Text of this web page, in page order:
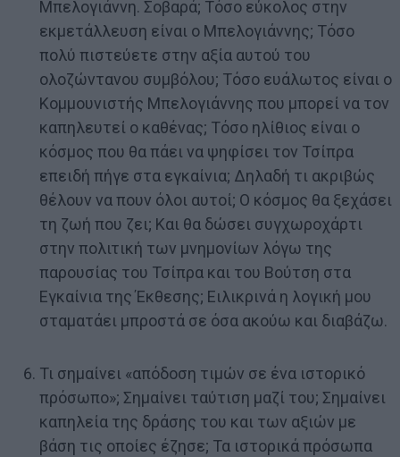
Μπελογιάννη. Σοβαρά; Τόσο εύκολος στην
εκμετάλλευση είναι ο Μπελογιάννης; Τόσο
πολύ πιστεύετε στην αξία αυτού του
ολοζώντανου συμβόλου; Τόσο ευάλωτος είναι ο
Κομμουνιστής Μπελογιάννης που μπορεί να τον
καπηλευτεί ο καθένας; Τόσο ηλίθιος είναι ο
κόσμος που θα πάει να ψηφίσει τον Τσίπρα
επειδή πήγε στα εγκαίνια; Δηλαδή τι ακριβώς
θέλουν να πουν όλοι αυτοί; Ο κόσμος θα ξεχάσει
τη ζωή που ζει; Και θα δώσει συγχωροχάρτι
στην πολιτική των μνημονίων λόγω της
παρουσίας του Τσίπρα και του Βούτση στα
Εγκαίνια της Έκθεσης; Ειλικρινά η λογική μου
σταματάει μπροστά σε όσα ακούω και διαβάζω.
Τι σημαίνει «απόδοση τιμών σε ένα ιστορικό
πρόσωπο»; Σημαίνει ταύτιση μαζί του; Σημαίνει
καπηλεία της δράσης του και των αξιών με
βάση τις οποίες έζησε; Τα ιστορικά πρόσωπα